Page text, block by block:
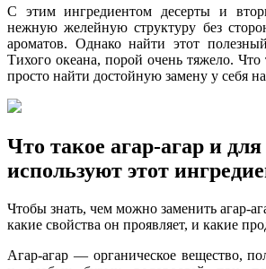
С этим ингредиентом десерты и
нежную желейную структуру без
ароматов. Однако найти этот
Тихого океана, порой очень тяжело. Что
просто найти достойную замену у себя
Что такое агар-агар и для
используют этот
Чтобы знать, чем можно заменить агар-
какие свойства он проявляет, и какие
Агар-агар ― органическое вещество,